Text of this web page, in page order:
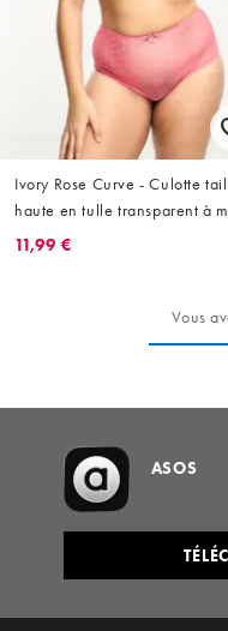
Ivory Rose Curve - Culotte
haute en tulle transparent à
cœurs - Rose
11,99 €
Vous
ASOS